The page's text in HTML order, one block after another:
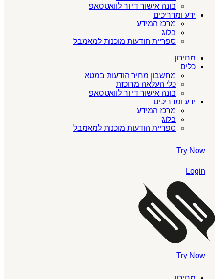
בונה אישור דיוור לוואטסאפ
ידע ומדריכים
מרכז המידע
בלוג
ספריית הודעות מוכנות למאמבל
מחירון
כלים
מחשבון מחיר הודעות במטא
כלי העלאה מרוכזת
בונה אישור דיוור לוואטסאפ
ידע ומדריכים
מרכז המידע
בלוג
ספריית הודעות מוכנות למאמבל
Try Now
Login
Try Now